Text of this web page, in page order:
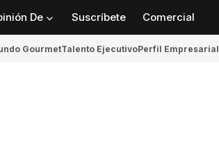
De Suscríbete Comercial
GourmetTalento EjecutivoPerfil Empresarial